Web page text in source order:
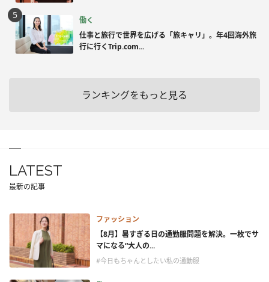
働く
仕事と旅行で世界を広げる「旅キャリ」。年4回海外旅
行に行くTrip.com...
ランキングをもっと見る
LATEST
最新の記事
ファッション
【8月】暑すぎる日の通勤服問題を解決。一枚でサ
マになる“大人の...
#今日もちゃんとしたい私の通勤服